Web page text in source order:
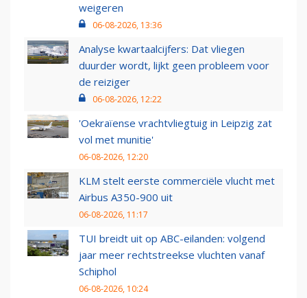
weigeren
06-08-2026, 13:36
Analyse kwartaalcijfers: Dat vliegen
duurder wordt, lijkt geen probleem voor
de reiziger
06-08-2026, 12:22
'Oekraïense vrachtvliegtuig in Leipzig zat
vol met munitie'
06-08-2026, 12:20
KLM stelt eerste commerciële vlucht met
Airbus A350-900 uit
06-08-2026, 11:17
TUI breidt uit op ABC-eilanden: volgend
jaar meer rechtstreekse vluchten vanaf
Schiphol
06-08-2026, 10:24